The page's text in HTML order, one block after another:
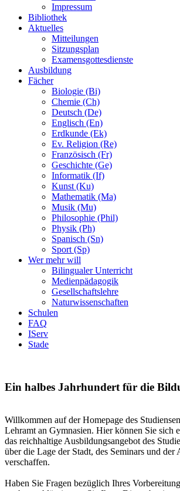
Impressum
Bibliothek
Aktuelles
Mitteilungen
Sitzungsplan
Examensgottesdienste
Ausbildung
Fächer
Biologie (Bi)
Chemie (Ch)
Deutsch (De)
Englisch (En)
Erdkunde (Ek)
Ev. Religion (Re)
Französisch (Fr)
Geschichte (Ge)
Informatik (If)
Kunst (Ku)
Mathematik (Ma)
Musik (Mu)
Philosophie (Phil)
Physik (Ph)
Spanisch (Sn)
Sport (Sp)
Wer mehr will
Bilingualer Unterricht
Medienpädagogik
Gesellschaftslehre
Naturwissenschaften
Schulen
FAQ
IServ
Stade
Ein halbes Jahrhundert für die
Willkommen auf der Homepage des
Lehramt an Gymnasien. Hier können Sie sich
das reichhaltige Ausbildungsangebot des
über die Lage der Stadt, des Seminars und der
verschaffen.
Haben Sie Fragen bezüglich Ihres